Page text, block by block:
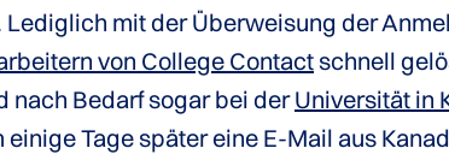
mit der Überweisung der
von College Contactschnell
nach Bedarf sogar bei derUniversität in
Tage später eine E-Mail aus